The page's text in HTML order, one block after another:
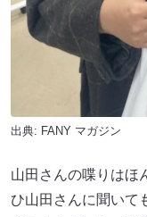
出典: FANY マガジン
山田さんの喋りは
ひ山田さんに聞い